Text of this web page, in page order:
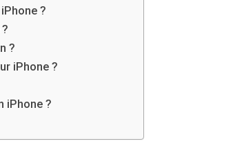
?
?
iPhone ?
iPhone ?